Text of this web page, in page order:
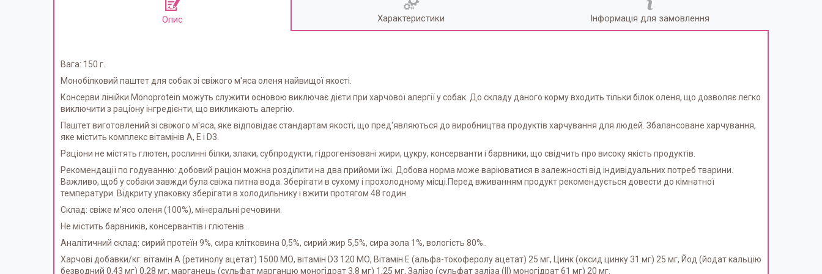
Опис Характеристики Інформація для замовлення
Вага: 150 г.
Монобілковий паштет для собак зі свіжого м'яса оленя найвищої якості.
Консерви лінійки Monoprotein можуть служити основою виключає дієти при харчової алергії у собак. До складу даного корму входить тільки білок оленя, що дозволяє легко
виключити з раціону інгредієнти, що викликають алергію.
Паштет виготовлений зі свіжого м'яса, яке відповідає стандартам якості, що пред'являються до виробництва продуктів харчування для людей. Збалансоване харчування,
яке містить комплекс вітамінів А, Е і D3.
Раціони не містять глютен, рослинні білки, злаки, субпродукти, гідрогенізовані жири, цукру, консерванти і барвники, що свідчить про високу якість продуктів.
Рекомендації по годуванню: добовий раціон можна розділити на два прийоми їжі. Добова норма може варіюватися в залежності від індивідуальних потреб тварини.
Важливо, щоб у собаки завжди була свіжа питна вода. Зберігати в сухому і прохолодному місці.Перед вживанням продукт рекомендується довести до кімнатної
температури. Відкриту упаковку зберігати в холодильнику і вжити протягом 48 годин.
Склад: свіже м'ясо оленя (100%), мінеральні речовини.
Не містить барвників, консервантів і глютенів.
Аналітичний склад: сирий протеїн 9%, сира клітковина 0,5%, сирий жир 5,5%, сира зола 1%, вологість 80%..
Харчові добавки/кг: вітамін А (ретинолу ацетат) 1500 МО, вітамін D3 120 МО, Вітамін Е (альфа-токоферолу ацетат) 25 мг, Цинк (оксид цинку 31 мг) 25 мг, Йод (йодат кальцію
безводний 0,43 мг) 0,28 мг, марганець (сульфат марганцю моногідрат 3,8 мг) 1,25 мг, Залізо (сульфат заліза (II) моногідрат 61 мг) 20 мг.